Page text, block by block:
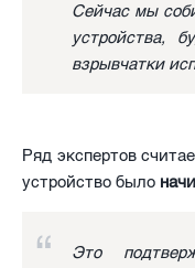
Сейчас мы
устройства,
взрывчатки
Ряд экспертов
устройство было
Это